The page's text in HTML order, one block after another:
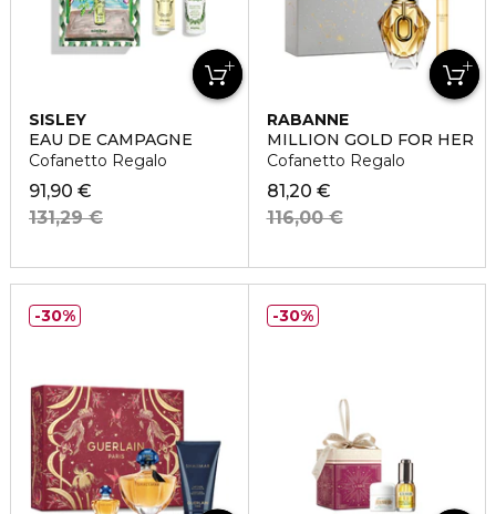
SISLEY
EAU DE CAMPAGNE
Cofanetto Regalo
91,90 €
131,29 €
RABANNE
MILLION GOLD FOR HER
Cofanetto Regalo
81,20 €
116,00 €
30% 30%